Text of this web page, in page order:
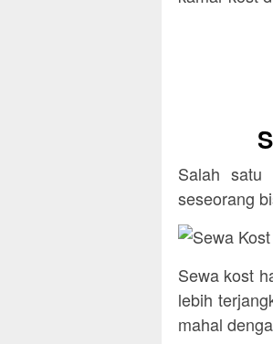
Salah satu
seseorang
Sewa kost
lebih
mahal